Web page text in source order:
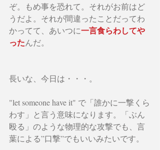
ぞ。もめ事を恐れて。それがお前はど
うだよ。それが間違ったことだってわ
かってて、あいつに一言食らわしてや
ったんだ。
長いな、今日は・・・。
"let someone have it" で「誰かに一撃くら
わす」と言う意味になります。「ぶん
殴る」のような物理的な攻撃でも、言
葉による”口撃”でもいいみたいです。